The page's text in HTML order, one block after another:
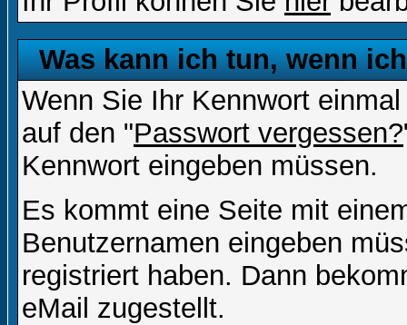
Was kann ich tun, wenn
Wenn Sie Ihr Kennwort
auf den "Passwort vergessen?
Kennwort eingeben müssen.
Es kommt eine Seite mit
Benutzernamen eingeben
registriert haben. Dann
eMail zugestellt.